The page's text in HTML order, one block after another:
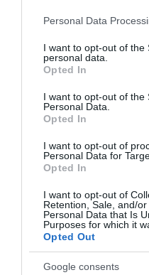
Please note that this
not limited to your visit or
grant or deny consent to
use your data for below
consent section.
Personal Data
I want to opt-out of the
personal data.
Opted In
I want to opt-out of the
Personal Data.
Opted In
I want to opt-out of
Personal Data for
Opted In
I want to opt-out of
Retention, Sale, and/
Personal Data that Is
Purposes for which it
Opted Out
Google consents
και μάθετε
Share